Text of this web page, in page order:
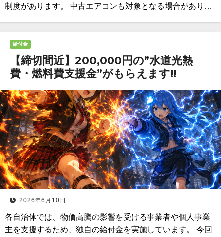
制度があります。 中古エアコンも対象となる場合があり…
給付金
【締切間近】200,000円の”水道光熱
費・燃料費支援金”がもらえます!!
2026年6月10日
各自治体では、物価高騰の影響を受ける事業者や個人事業
主を支援するため、独自の給付金を実施しています。 今回